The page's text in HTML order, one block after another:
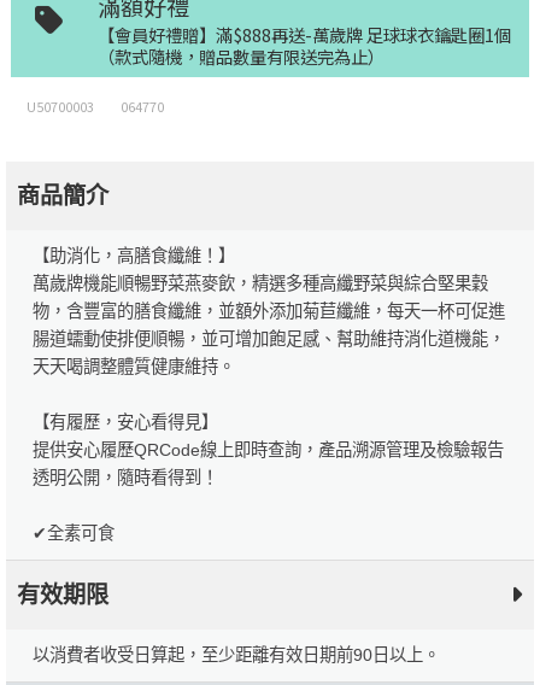
【會員好禮贈】滿$888再送-萬歲牌 足球球衣鑰匙圈1個
（款式隨機，贈品數量有限送完為止）
U50700003 064770
商品簡介
【助消化，高膳食纖維！】
萬歲牌機能順暢野菜燕麥飲，精選多種高纖野菜與綜合堅果穀
物，含豐富的膳食纖維，並額外添加菊苣纖維，每天一杯可促進
腸道蠕動使排便順暢，並可增加飽足感、幫助維持消化道機能，
天天喝調整體質健康維持。
【有履歷，安心看得見】
提供安心履歷QRCode線上即時查詢，產品溯源管理及檢驗報告
透明公開，隨時看得到！
✔全素可食
有效期限
以消費者收受日算起，至少距離有效日期前90日以上。